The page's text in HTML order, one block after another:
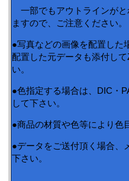
一部でもアウトラインがと
ますので、ご注意ください。
●写真などの画像を配置した
配置した元データも添付し
い。
●色指定する場合は、DIC・
して下さい。
●商品の材質や色等により色
●データをご送付頂く場合、
下さい。